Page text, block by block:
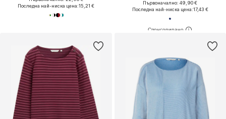
Последна най-ниска цена:15,21 €
Първоначално: 49,90 €
Последна най-ниска цена:17,43 €